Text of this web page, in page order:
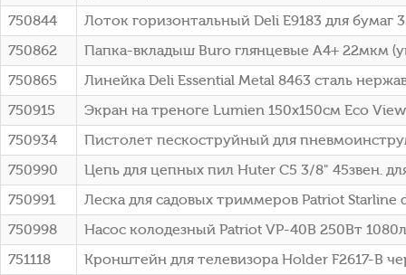
750844
Лоток горизонтальный Deli E9183 для бумаг
750862
Папка-вкладыш Buro глянцевые A4+ 22мкм
750865
Линейка Deli Essential Metal 8463 сталь
750915
Экран на треноге Lumien 150x150см Eco
750934
Пистолет пескоструйный для
750990
Цепь для цепных пил Huter C5 3/8" 45звен.
750991
Леска для садовых триммеров Patriot Starline
750998
Насос колодезный Patriot VP-40В 250Вт
751118
Кронштейн для телевизора Holder F2617-B